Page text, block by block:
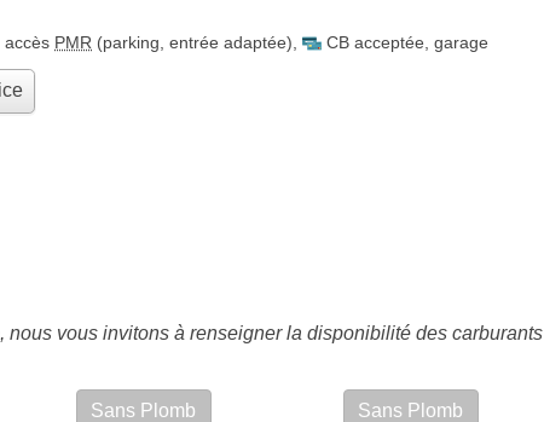
accès PMR (parking, entrée adaptée) CB acceptée garage
nous vous invitons à renseigner la disponibilité des carburants
Sans Plomb
Sans Plomb